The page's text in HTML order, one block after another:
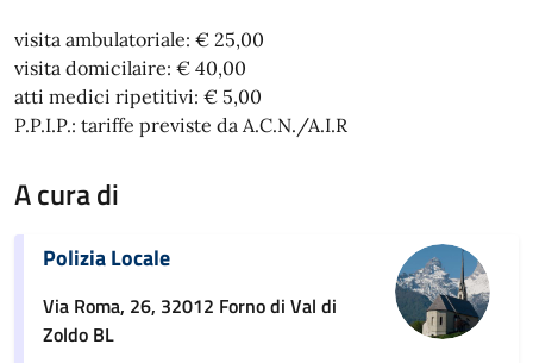
visita ambulatoriale: € 25,00
visita domicilaire: € 40,00
atti medici ripetitivi: € 5,00
P.P.I.P.: tariffe previste da A.C.N./A.I.R
A cura di
Polizia Locale
Via Roma, 26, 32012 Forno di Val di
Zoldo BL